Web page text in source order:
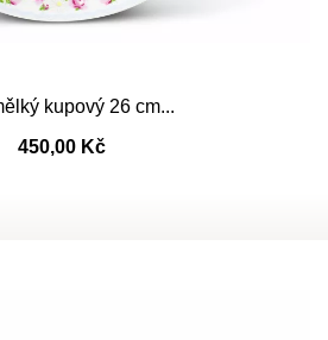
kupový 26 cm...
450,00 Kč